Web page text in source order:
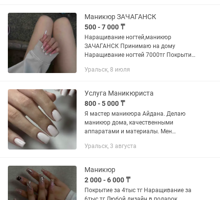
Маникюр ЗАЧАГАНСК
500 - 7 000 ₸
Наращивание ногтей,маникюр
ЗАЧАГАНСК Принимаю на дому
Наращивание ногтей 7000тг Покрытие
материала 1000тг дизайны от 500тг
доверять)))
Уральск, 8 июля
Услуга Маникюриста
800 - 5 000 ₸
Я мастер маникюра Айдана. Делаю
маникюр дома, качественными
аппаратами и материалы. Мен
маникюр жасаймын. Сапалы
Прайс: - гель...
Уральск, 3 августа
Маникюр
2 000 - 6 000 ₸
Покрытие за 4тыс тг Наращивание за